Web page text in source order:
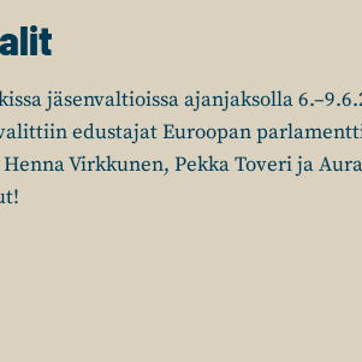
jäsenvaltioissa ajanjaksolla
edustajat Euroopan
Virkkunen, Pekka Toveri ja